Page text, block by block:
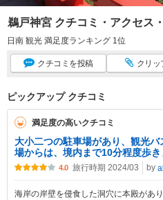
鵜戸神宮 クチコミ・アクセス
日南 観光 満足度ランキング 1位
クチコミ を投稿 クリッ
ピックアップ クチコミ
満足度の高いクチコミ
大小二つの駐車場があり、観光
場からは、境内まで10分程度歩き
4.0 旅行時期 2024/03 by
海岸の岸壁を侵食した洞穴に本殿があ